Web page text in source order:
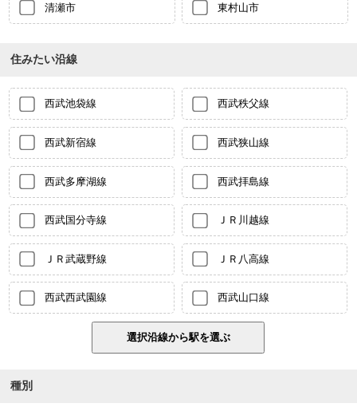
清瀬市 東村山市
住みたい沿線
西武池袋線 西武秩父線
西武新宿線 西武狭山線
西武多摩湖線 西武拝島線
西武国分寺線 ＪＲ川越線
ＪＲ武蔵野線 ＪＲ八高線
西武西武園線 西武山口線
種別